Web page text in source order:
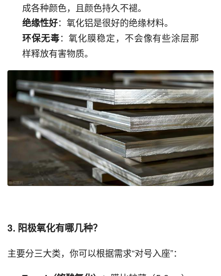
成各种颜色，且颜色持久不褪。
绝缘性好：氧化铝是很好的绝缘材料。
环保无毒：氧化膜稳定，不会像有些涂层那
样释放有害物质。
3. 阳极氧化有哪几种？
主要分三大类，你可以根据需求“对号入座”：